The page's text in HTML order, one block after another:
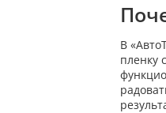
В
пленку